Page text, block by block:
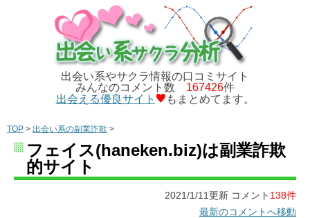
出会い系やサクラ情報の口コミサイト
みんなのコメント数 167426件
出会える優良サイト
もまとめてます。
TOP > 出会い系の副業詐欺 >
フェイス(haneken.biz)は副業詐欺
的サイト
2021/1/11更新 コメント 138件
最新のコメントへ移動